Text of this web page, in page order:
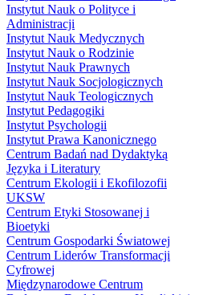
Instytut Nauk o Polityce i
Administracji
Instytut Nauk Medycznych
Instytut Nauk o Rodzinie
Instytut Nauk Prawnych
Instytut Nauk Socjologicznych
Instytut Nauk Teologicznych
Instytut Pedagogiki
Instytut Psychologii
Instytut Prawa Kanonicznego
Centrum Badań nad Dydaktyką
Języka i Literatury
Centrum Ekologii i Ekofilozofii
UKSW
Centrum Etyki Stosowanej i
Bioetyki
Centrum Gospodarki Światowej
Centrum Liderów Transformacji
Cyfrowej
Międzynarodowe Centrum